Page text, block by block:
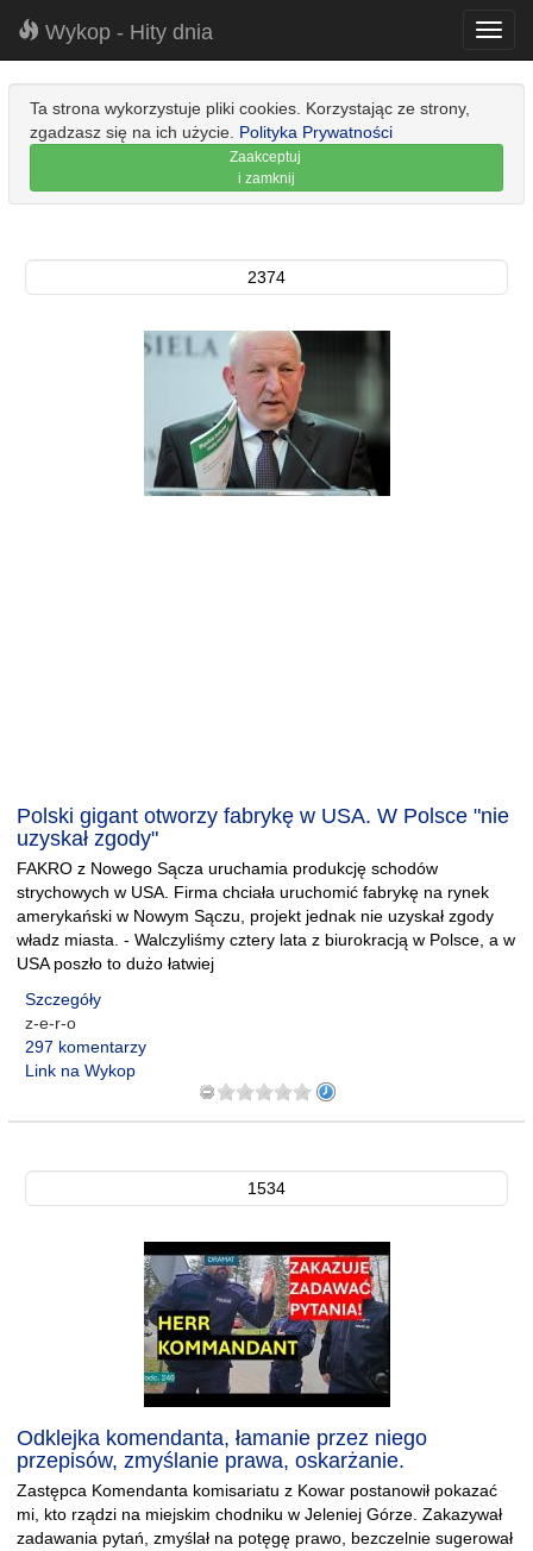
Wykop - Hity dnia
Ta strona wykorzystuje pliki cookies. Korzystając ze strony,
zgadzasz się na ich użycie. Polityka Prywatności
Zaakceptuj
i zamknij
2374
Polski gigant otworzy fabrykę w USA. W Polsce "nie
uzyskał zgody"
FAKRO z Nowego Sącza uruchamia produkcję schodów
strychowych w USA. Firma chciała uruchomić fabrykę na rynek
amerykański w Nowym Sączu, projekt jednak nie uzyskał zgody
władz miasta. - Walczyliśmy cztery lata z biurokracją w Polsce, a w
USA poszło to dużo łatwiej
Szczegóły
z-e-r-o
297 komentarzy
Link na Wykop
1534
Odklejka komendanta, łamanie przez niego
przepisów, zmyślanie prawa, oskarżanie.
Zastępca Komendanta komisariatu z Kowar postanowił pokazać
mi, kto rządzi na miejskim chodniku w Jeleniej Górze. Zakazywał
zadawania pytań, zmyślał na potęgę prawo, bezczelnie sugerował